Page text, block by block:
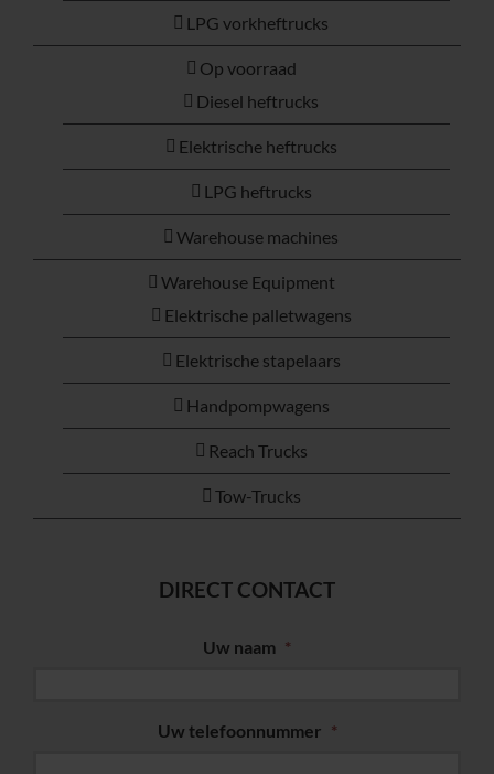
LPG vorkheftrucks
Op voorraad
Diesel heftrucks
Elektrische heftrucks
LPG heftrucks
Warehouse machines
Warehouse Equipment
Elektrische palletwagens
Elektrische stapelaars
Handpompwagens
Reach Trucks
Tow-Trucks
DIRECT CONTACT
Uw naam *
Uw telefoonnummer *